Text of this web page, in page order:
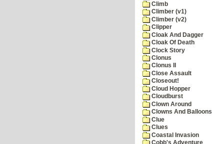
Climb
Climber (v1)
Climber (v2)
Clipper
Cloak And Dagger
Cloak Of Death
Clock Story
Clonus
Clonus II
Close Assault
Closeout!
Cloud Hopper
Cloudburst
Clown Around
Clowns And Balloons
Clue
Clues
Coastal Invasion
Cobb's Adventure